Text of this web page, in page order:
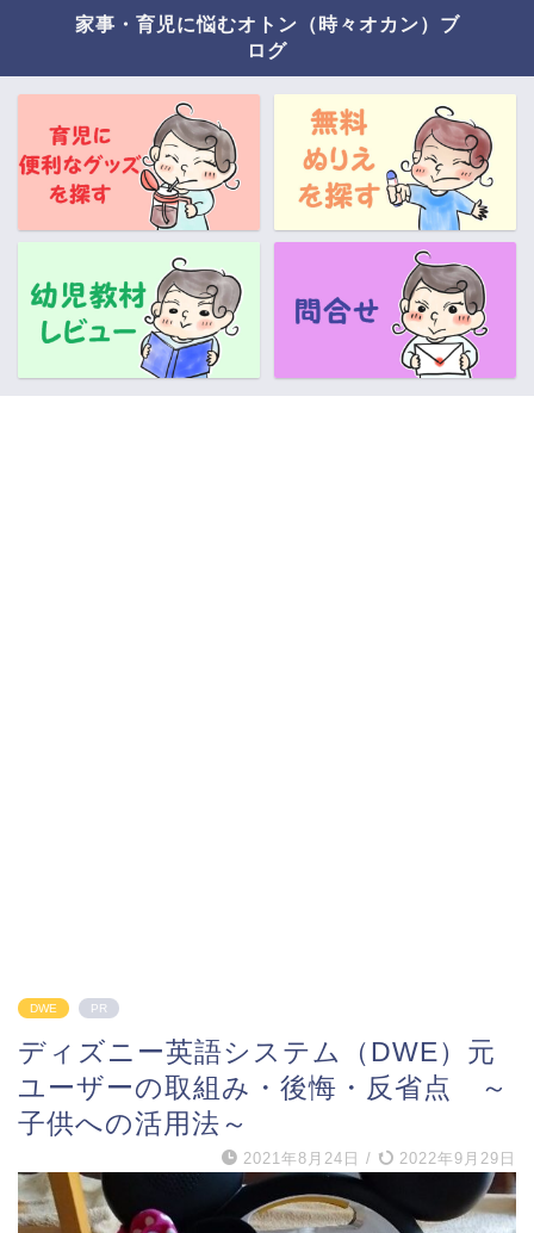
家事・育児に悩むオトン（時々オカン）ブ
ログ
DWE PR
ディズニー英語システム（DWE）元
ユーザーの取組み・後悔・反省点 ～
子供への活用法～
2021年8月24日 / 2022年9月29日